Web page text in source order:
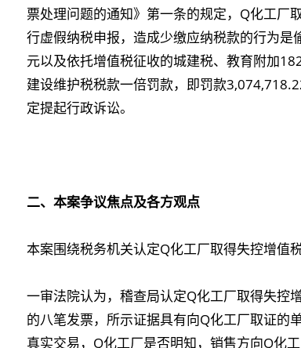
票处理问题的通知》第一条的规定，Q化工厂
行虚假纳税申报，造成少缴应纳税款的行为
元以及依托增值税征收的城建税、教育附加
建设维护税税款一倍罚款，即罚款
定提起行政诉讼。
二、本案争议焦点及各方观点
本案围绕税务机关认定Q化工厂取得失控增值
一审法院认为，稽查局认定Q化工厂取得失控
的八笔发票，所示证据具有向Q化工厂取证的
真实交易，Q化工厂是否明知，销售方向Q化